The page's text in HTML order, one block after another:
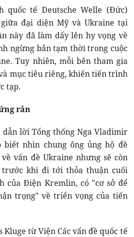
quốc tế Deutsche Welle (Đức)
giữa đại diện Mỹ và Ukraine tại
này đã làm dấy lên hy vọng về
ngừng bắn tạm thời trong cuộc
Tuy nhiên, mỗi bên tham gia
mục tiêu riêng, khiến tiến trình
tạp.
rắn
dẫn lời Tổng thống Nga Vladimir
biết nhìn chung ông ủng hộ đề
vấn đề Ukraine nhưng sẽ còn
khi đi tới thỏa thuận cuối
của Điện Kremlin, có "cơ sở để
trọng" về triển vọng của tiến
Kluge từ Viện Các vấn đề quốc tế